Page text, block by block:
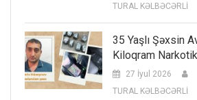
TURAL KƏLBƏCƏRLİ
35 Yaşlı Şəxsin
Kiloqram Narkotik
27 İyul 2026
TURAL KƏLBƏCƏRLİ